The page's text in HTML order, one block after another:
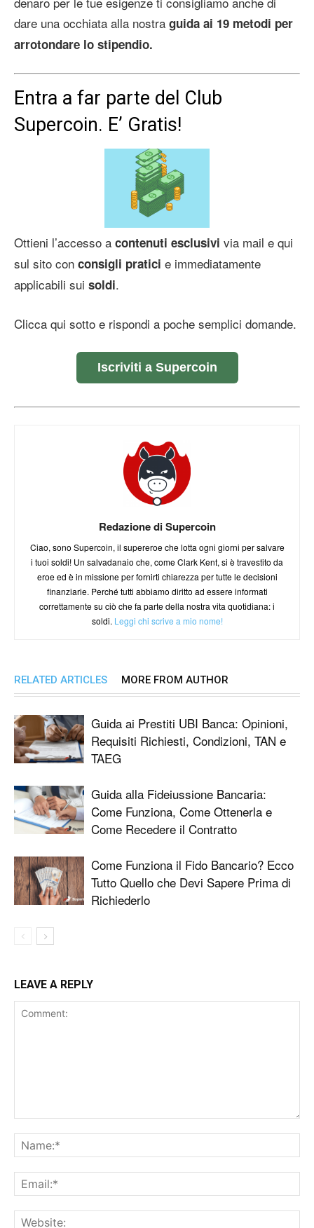
dare una occhiata alla nostra guida ai 19 metodi per
arrotondare lo stipendio.
Entra a far parte del Club
Supercoin. E’ Gratis!
Ottieni l’accesso a contenuti esclusivi via mail e qui
sul sito con consigli pratici e immediatamente
applicabili sui soldi.
Clicca qui sotto e rispondi a poche semplici domande.
Iscriviti a Supercoin
Redazione di Supercoin
Ciao, sono Supercoin, il supereroe che lotta ogni giorni per salvare
i tuoi soldi! Un salvadanaio che, come Clark Kent, si è travestito da
eroe ed è in missione per fornirti chiarezza per tutte le decisioni
finanziarie. Perché tutti abbiamo diritto ad essere informati
correttamente su ciò che fa parte della nostra vita quotidiana: i
soldi. Leggi chi scrive a mio nome!
RELATED ARTICLES MORE FROM AUTHOR
Guida ai Prestiti UBI Banca: Opinioni,
Requisiti Richiesti, Condizioni, TAN e
TAEG
Guida alla Fideiussione Bancaria:
Come Funziona, Come Ottenerla e
Come Recedere il Contratto
Come Funziona il Fido Bancario? Ecco
Tutto Quello che Devi Sapere Prima di
Richiederlo
LEAVE A REPLY